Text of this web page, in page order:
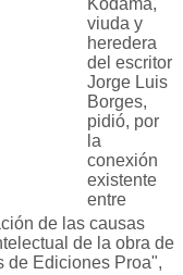
Kodama,
viuda y
heredera
del escritor
Jorge Luis
Borges,
pidió, por
la
conexión
existente
entre
de las causas
de la obra de
de Ediciones Proa",